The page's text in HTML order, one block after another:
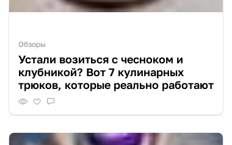
Обзоры
Устали возиться с чесноком и
клубникой? Вот 7 кулинарных
трюков, которые реально работают